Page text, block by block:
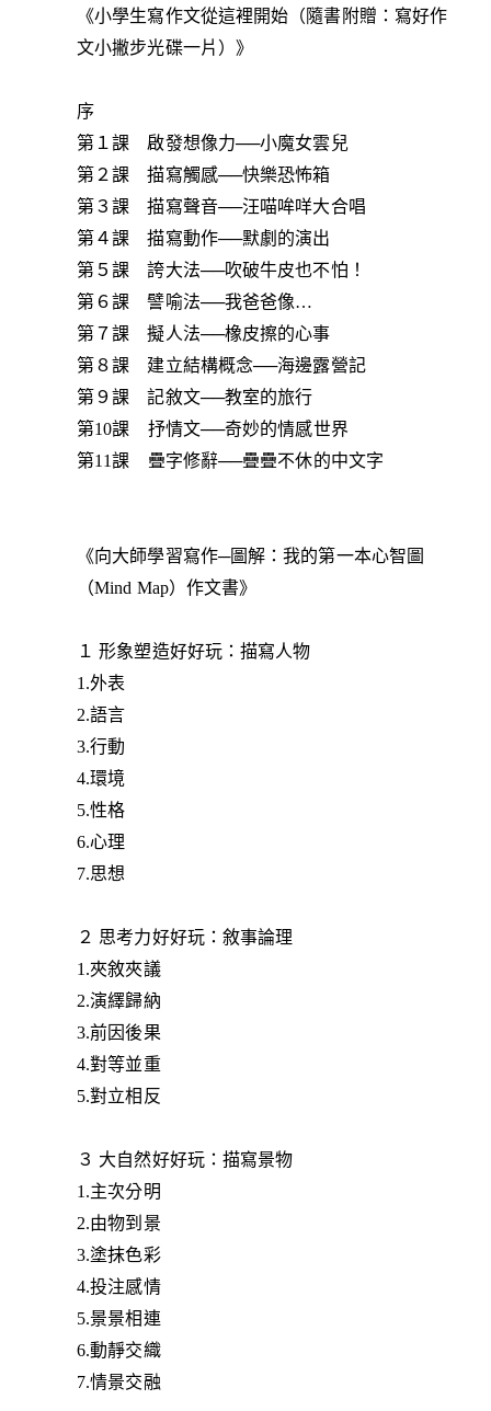
《小學生寫作文從這裡開始（隨書附贈：寫好作
文小撇步光碟一片）》
序
第１課 啟發想像力──小魔女雲兒
第２課 描寫觸感──快樂恐怖箱
第３課 描寫聲音──汪喵哞咩大合唱
第４課 描寫動作──默劇的演出
第５課 誇大法──吹破牛皮也不怕！
第６課 譬喻法──我爸爸像…
第７課 擬人法──橡皮擦的心事
第８課 建立結構概念──海邊露營記
第９課 記敘文──教室的旅行
第10課 抒情文──奇妙的情感世界
第11課 疊字修辭──疊疊不休的中文字
《向大師學習寫作─圖解：我的第一本心智圖
（Mind Map）作文書》
１ 形象塑造好好玩：描寫人物
1.外表
2.語言
3.行動
4.環境
5.性格
6.心理
7.思想
２ 思考力好好玩：敘事論理
1.夾敘夾議
2.演繹歸納
3.前因後果
4.對等並重
5.對立相反
３ 大自然好好玩：描寫景物
1.主次分明
2.由物到景
3.塗抹色彩
4.投注感情
5.景景相連
6.動靜交織
7.情景交融